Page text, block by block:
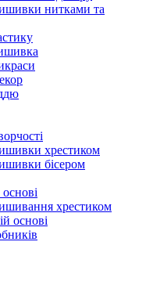
нитками та
хрестиком
бісером
хрестиком
основі